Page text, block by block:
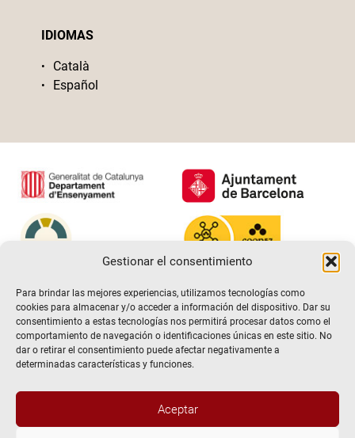
Gestionar el consentimiento
Para brindar las mejores experiencias, utilizamos tecnologías como
cookies para almacenar y/o acceder a información del dispositivo. Dar su
consentimiento a estas tecnologías nos permitirá procesar datos como el
comportamiento de navegación o identificaciones únicas en este sitio. No
dar o retirar el consentimiento puede afectar negativamente a
determinadas características y funciones.
Aceptar
IDIOMAS
Català
Español